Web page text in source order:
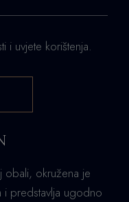
i uvjete korištenja.
obali, okružena je
i predstavlja ugodno